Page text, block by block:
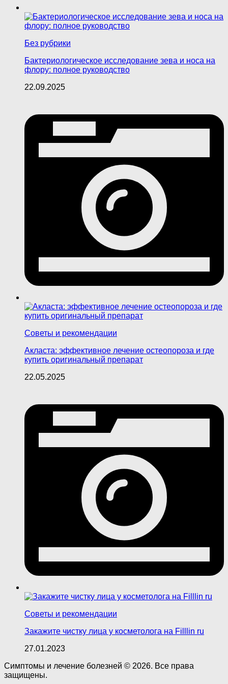
Без рубрики
Бактериологическое исследование зева и носа на
флору: полное руководство
22.09.2025
Советы и рекомендации
Акласта: эффективное лечение остеопороза и где
купить оригинальный препарат
22.05.2025
Советы и рекомендации
Закажите чистку лица у косметолога на Filllin ru
27.01.2023
Симптомы и лечение болезней © 2026. Все права
защищены.